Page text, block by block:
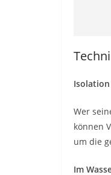
Wer
können
um die
Im